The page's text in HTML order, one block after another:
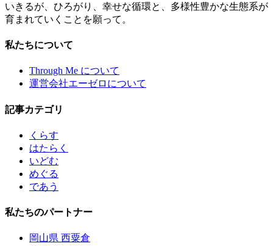
いきるが、ひろがり、幸せな循環と、多様性豊かな生態系が
育まれていくことを願って。
私たちについて
Through Me について
運営会社エーゼロについて
記事カテゴリ
くらす
はたらく
いどむ
めぐる
であう
私たちのパートナー
岡山県 西粟倉